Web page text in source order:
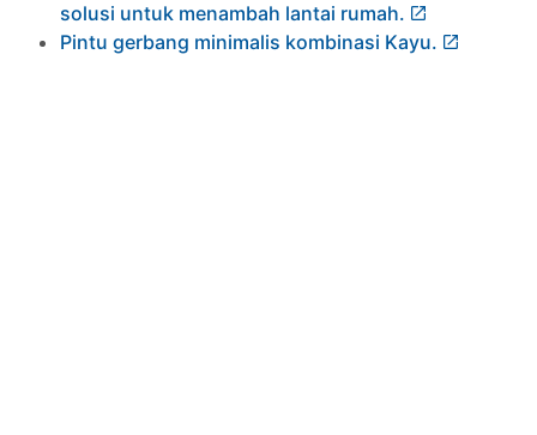
solusi untuk menambah lantai rumah.
Pintu gerbang minimalis kombinasi Kayu.